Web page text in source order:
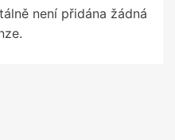
není přidána žádná